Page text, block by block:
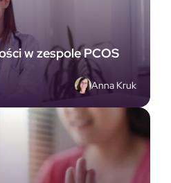
w zespole PCOS
Anna Kruk